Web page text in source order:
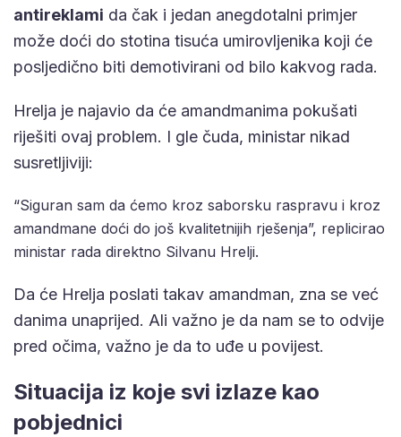
antireklami da čak i jedan anegdotalni primjer
može doći do stotina tisuća umirovljenika koji će
posljedično biti demotivirani od bilo kakvog rada.
Hrelja je najavio da će amandmanima pokušati
riješiti ovaj problem. I gle čuda, ministar nikad
susretljiviji:
“Siguran sam da ćemo kroz saborsku raspravu i kroz
amandmane doći do još kvalitetnijih rješenja”, replicirao
ministar rada direktno Silvanu Hrelji.
Da će Hrelja poslati takav amandman, zna se već
danima unaprijed. Ali važno je da nam se to odvije
pred očima, važno je da to uđe u povijest.
Situacija iz koje svi izlaze kao
pobjednici